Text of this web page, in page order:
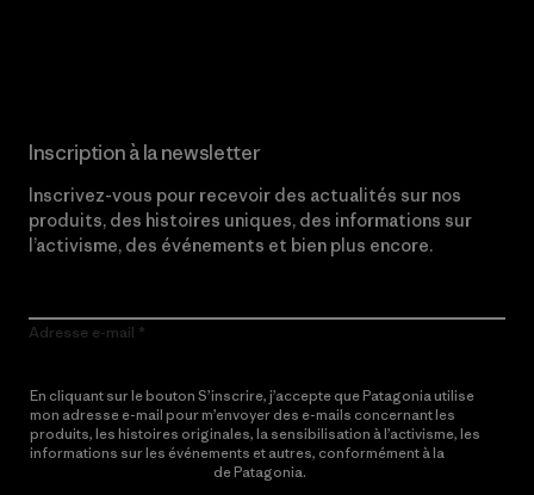
Inscription à la newsletter
Inscrivez-vous pour recevoir des actualités sur nos
produits, des histoires uniques, des informations sur
l’activisme, des événements et bien plus encore.
Adresse e-mail
En cliquant sur le bouton S’inscrire, j’accepte que Patagonia utilise
mon adresse e-mail pour m’envoyer des e-mails concernant les
produits, les histoires originales, la sensibilisation à l’activisme, les
informations sur les événements et autres, conformément à la
de Patagonia.